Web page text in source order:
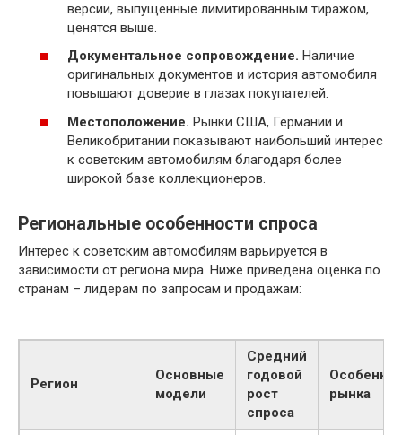
версии, выпущенные лимитированным тиражом,
ценятся выше.
Документальное сопровождение. Наличие
оригинальных документов и история автомобиля
повышают доверие в глазах покупателей.
Местоположение. Рынки США, Германии и
Великобритании показывают наибольший интерес
к советским автомобилям благодаря более
широкой базе коллекционеров.
Региональные особенности спроса
Интерес к советским автомобилям варьируется в
зависимости от региона мира. Ниже приведена оценка по
странам – лидерам по запросам и продажам:
Регион
Основные
модели
Средний
годовой
рост
спроса
рынка